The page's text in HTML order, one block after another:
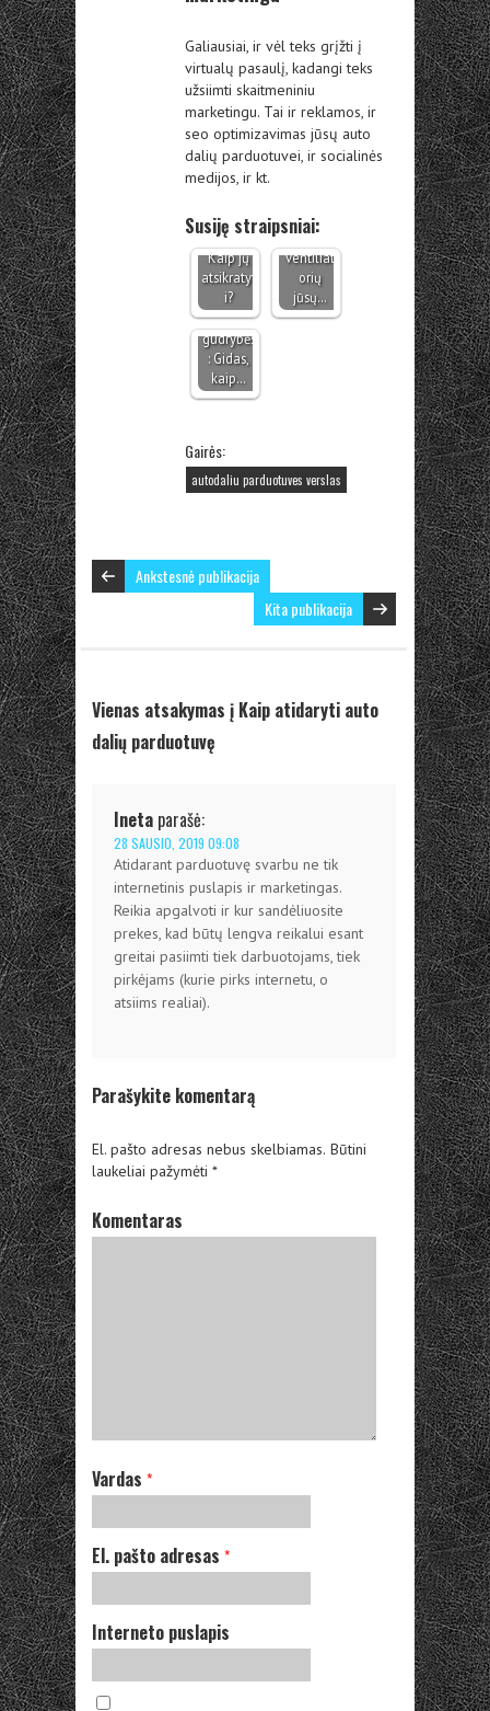
Galiausiai, ir vėl teks grįžti į
virtualų pasaulį, kadangi teks
užsiimti skaitmeniniu
marketingu. Tai ir reklamos, ir
seo optimizavimas jūsų auto
dalių parduotuvei, ir socialinės
medijos, ir kt.
Susiję straipsniai:
Pigmenti
nės
ant
kūno.
Kaip jų
atsikratyt
i?
Kaip
pramoni
nį
ventiliat
orių
jūsų…
9
geriausi
TikTok
patarima
i ir
gudrybės
: Gidas,
kaip…
Gairės:
autodaliu parduotuves verslas
Ankstesnė publikacija
Kita publikacija
Vienas atsakymas į Kaip atidaryti auto
dalių parduotuvę
Ineta parašė:
28 SAUSIO, 2019 09:08
Atidarant parduotuvę svarbu ne tik
internetinis puslapis ir marketingas.
Reikia apgalvoti ir kur sandėliuosite
prekes, kad būtų lengva reikalui esant
greitai pasiimti tiek darbuotojams, tiek
pirkėjams (kurie pirks internetu, o
atsiims realiai).
Parašykite komentarą
El. pašto adresas nebus skelbiamas. Būtini
laukeliai pažymėti *
Komentaras
Vardas *
El. pašto adresas *
Interneto puslapis